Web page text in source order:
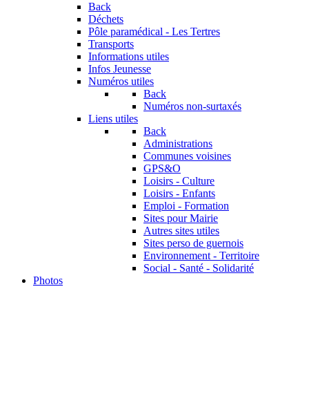
Back
Déchets
Pôle paramédical - Les Tertres
Transports
Informations utiles
Infos Jeunesse
Numéros utiles
Back
Numéros non-surtaxés
Liens utiles
Back
Administrations
Communes voisines
GPS&O
Loisirs - Culture
Loisirs - Enfants
Emploi - Formation
Sites pour Mairie
Autres sites utiles
Sites perso de guernois
Environnement - Territoire
Social - Santé - Solidarité
Photos